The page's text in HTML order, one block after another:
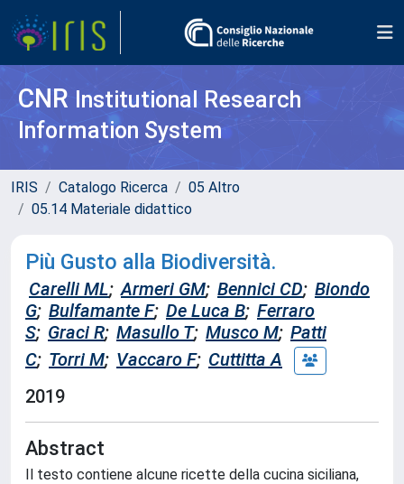
CNR Institutional Research
Information System
IRIS Catalogo Ricerca
05 Altro
05.14 Materiale didattico
Più Gusto alla Biodiversità.
Carelli ML; Armeri GM; Bennici CD; Biondo
G; Bulfamante F; De Luca B; Ferraro
S; Graci R; Masullo T; Musco M; Patti
C; Torri M; Vaccaro F; Cuttitta A
2019
Abstract
Il testo contiene alcune ricette della cucina siciliana,